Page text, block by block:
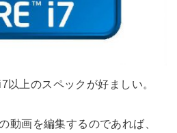
上のスペックが好ましい。
動画を編集するのであれば、